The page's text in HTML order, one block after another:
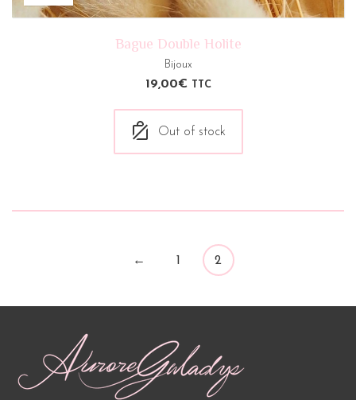
Bague Double Holite
Bijoux
19,00€ TTC
Out of stock
← 1 2